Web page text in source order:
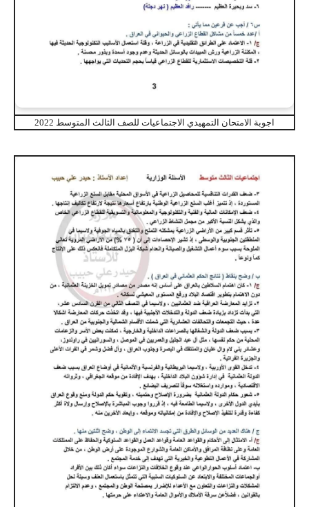
اجوبة الامتحان التمهيدي الاجتماعيات للصف الثالث المتوسط 2022